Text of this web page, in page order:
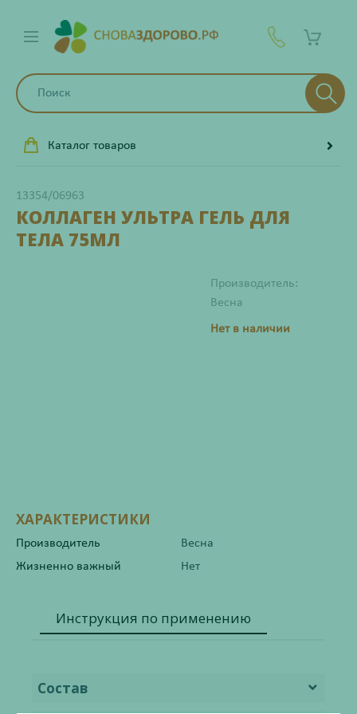
Каталог товаров
13354/06963
КОЛЛАГЕН УЛЬТРА ГЕЛЬ ДЛЯ
ТЕЛА 75МЛ
Производитель:
Весна
Нет в наличии
ХАРАКТЕРИСТИКИ
Производитель
Весна
Жизненно важный
Нет
Инструкция по применению
Состав